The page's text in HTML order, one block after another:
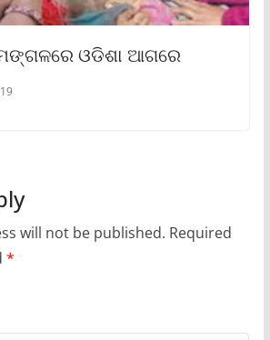
ଓଡିଶା ଆଗରେ
will not be published. Required
*